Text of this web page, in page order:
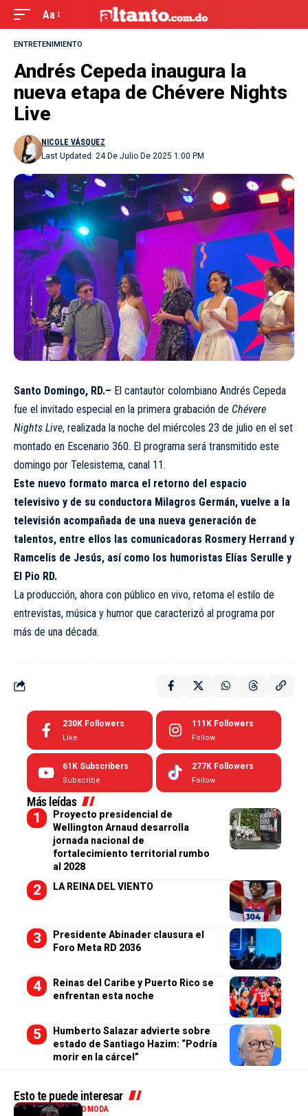
Aa
ENTRETENIMIENTO
Andrés Cepeda inaugura la
nueva etapa de Chévere Nights
Live
Last Updated: 24 De Julio De 2025 1:00 PM
NICOLE VÁSQUEZ
Santo Domingo, RD.– El cantautor colombiano Andrés Cepeda
fue el invitado especial en la primera grabación de Chévere
Nights Live, realizada la noche del miércoles 23 de julio en el set
montado en Escenario 360. El programa será transmitido este
domingo por Telesistema, canal 11.
Este nuevo formato marca el retorno del espacio
televisivo y de su conductora Milagros Germán, vuelve a la
televisión acompañada de una nueva generación de
talentos, entre ellos las comunicadoras Rosmery Herrand y
Ramcelis de Jesús, así como los humoristas Elías Serulle y
El Pio RD.
La producción, ahora con público en vivo, retoma el estilo de
entrevistas, música y humor que caracterizó al programa por
más de una década.
230K Followers
Like
111K Followers
Follow
61K Subscribers
Subscribe
277K Followers
Follow
Más leídas
Proyecto presidencial de
Wellington Arnaud desarrolla
jornada nacional de
fortalecimiento territorial rumbo
al 2028
LA REINA DEL VIENTO
Presidente Abinader clausura el
Foro Meta RD 2036
Reinas del Caribe y Puerto Rico se
enfrentan esta noche
Humberto Salazar advierte sobre
estado de Santiago Hazim: “Podría
morir en la cárcel”
Esto te puede interesar
ENTRETENIMIENTOMODA